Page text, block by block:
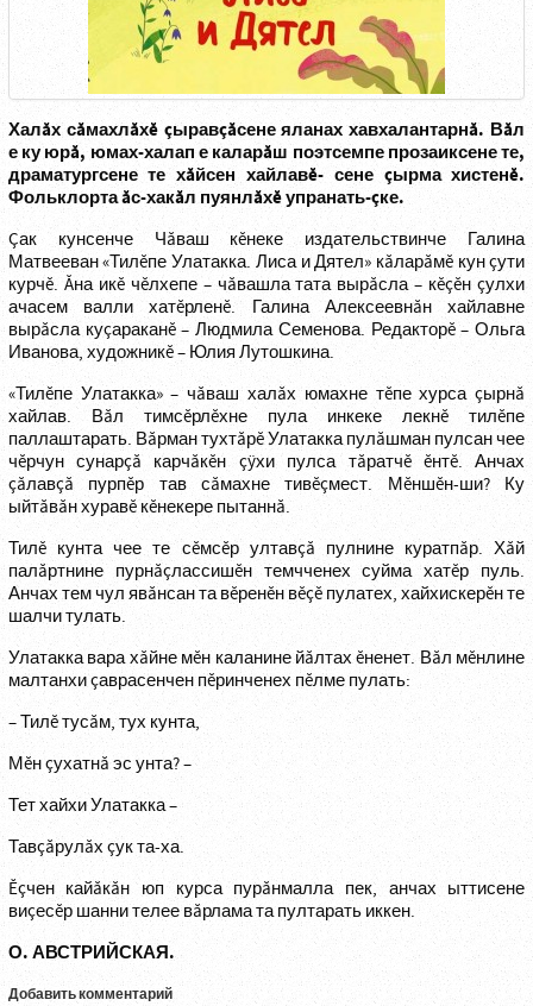
Халăх сăмахлăхĕ çыравçăсене яланах хавхалантарнă. Вăл
е ку юрă, юмах-халап е каларăш поэтсемпе прозаиксене те,
драматургсене те хăйсен хайлавĕ- сене çырма хистенĕ.
Фольклорта ăс-хакăл пуянлăхĕ упранать-çке.
Çак кунсенче Чăваш кĕнеке издательствинче Галина
Матвееван «Тилĕпе Улатакка. Лиса и Дятел» кăларăмĕ кун çути
курчĕ. Ăна икĕ чĕлхепе – чăвашла тата вырăсла – кĕçĕн çулхи
ачасем валли хатĕрленĕ. Галина Алексеевнăн хайлавне
вырăсла куçараканĕ – Людмила Семенова. Редакторĕ – Ольга
Иванова, художникĕ – Юлия Лутошкина.
«Тилĕпе Улатакка» – чăваш халăх юмахне тĕпе хурса çырнă
хайлав. Вăл тимсĕрлĕхне пула инкеке лекнĕ тилĕпе
паллаштарать. Вăрман тухтăрĕ Улатакка пулăшман пулсан чее
чĕрчун сунарçă карчăкĕн çÿхи пулса тăратчĕ ĕнтĕ. Анчах
çăлавçă пурпĕр тав сăмахне тивĕçмест. Мĕншĕн-ши? Ку
ыйтăвăн хуравĕ кĕнекере пытаннă.
Тилĕ кунта чее те сĕмсĕр ултавçă пулнине куратпăр. Хăй
палăртнине пурнăçлассишĕн темчченех суйма хатĕр пуль.
Анчах тем чул явăнсан та вĕренĕн вĕçĕ пулатех, хайхискерĕн те
шалчи тулать.
Улатакка вара хăйне мĕн каланине йăлтах ĕненет. Вăл мĕнлине
малтанхи çаврасенчен пĕринченех пĕлме пулать:
– Тилĕ тусăм, тух кунта,
Мĕн çухатнă эс унта? –
Тет хайхи Улатакка –
Тавçăрулăх çук та-ха.
Ĕçчен кайăкăн юп курса пурăнмалла пек, анчах ыттисене
виçесĕр шанни телее вăрлама та пултарать иккен.
О. АВСТРИЙСКАЯ.
Добавить комментарий